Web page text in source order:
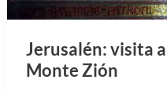
Jerusalén: visita
Monte Zión